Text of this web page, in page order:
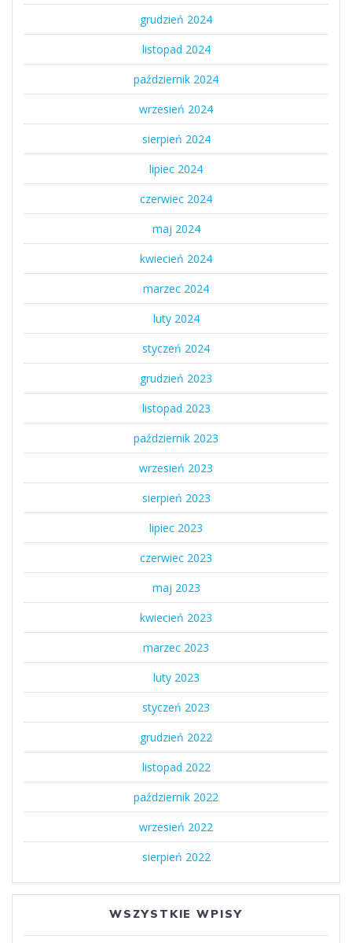
grudzień 2024
listopad 2024
październik 2024
wrzesień 2024
sierpień 2024
lipiec 2024
czerwiec 2024
maj 2024
kwiecień 2024
marzec 2024
luty 2024
styczeń 2024
grudzień 2023
listopad 2023
październik 2023
wrzesień 2023
sierpień 2023
lipiec 2023
czerwiec 2023
maj 2023
kwiecień 2023
marzec 2023
luty 2023
styczeń 2023
grudzień 2022
listopad 2022
październik 2022
wrzesień 2022
sierpień 2022
WSZYSTKIE WPISY